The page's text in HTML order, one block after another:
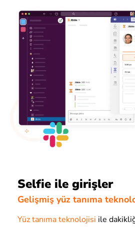
Selfie ile girişler
Gelişmiş yüz tanıma
Yüz tanıma teknolojisi ile